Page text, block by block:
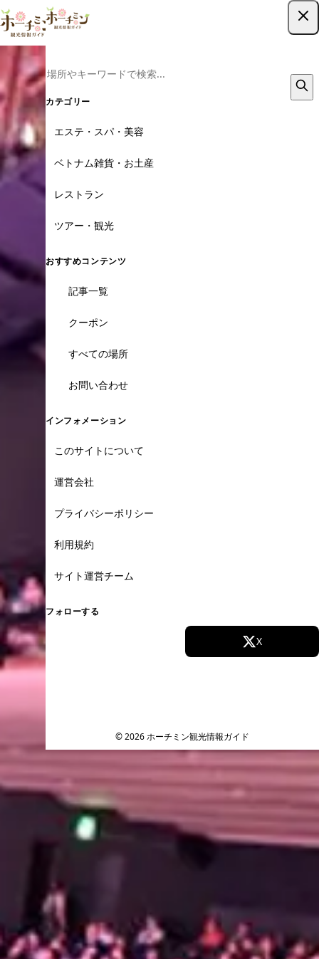
カテゴリー
エステ・スパ・美容
ベトナム雑貨・お土産
レストラン
ツアー・観光
おすすめコンテンツ
記事一覧
クーポン
すべての場所
お問い合わせ
インフォメーション
このサイトについて
運営会社
プライバシーポリシー
利用規約
サイト運営チーム
フォローする
X
© 2026 ホーチミン観光情報ガイド